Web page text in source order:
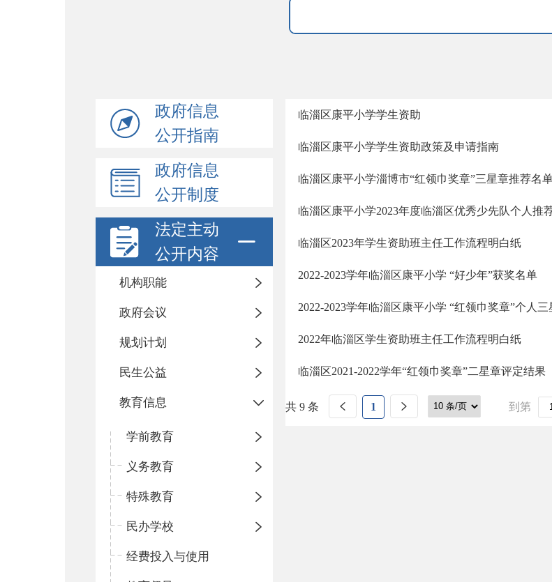
政府信息
公开指南
政府信息
公开制度
法定主动
公开内容
机构职能
政府会议
规划计划
民生公益
教育信息
学前教育
义务教育
特殊教育
民办学校
经费投入与使用
临淄区康平小学学生资助
临淄区康平小学学生资助政策及申请指南
临淄区康平小学淄博市“红领巾奖章”三星章推荐名
临淄区康平小学2023年度临淄区优秀少先队个人推
临淄区2023年学生资助班主任工作流程明白纸
2022-2023学年临淄区康平小学 “好少年”获奖名单
2022-2023学年临淄区康平小学 “红领巾奖章”个人
2022年临淄区学生资助班主任工作流程明白纸
临淄区2021-2022学年“红领巾奖章”二星章评定结果
共 9 条 1 到第